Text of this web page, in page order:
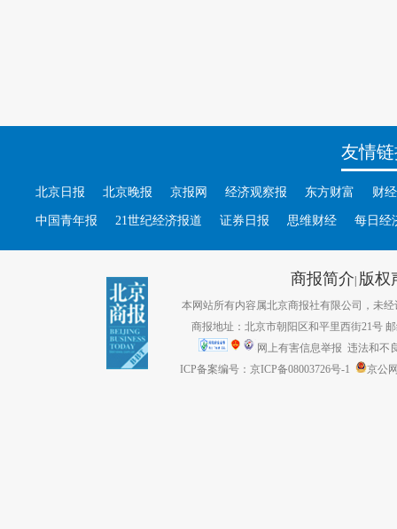
友情
北京日报 北京晚报 京报网 经济观察报 东方财富 财
中国青年报 21世纪经济报道 证券日报 思维财经 每日经
商报简介| 版权
本网站所有内容属北京商报社有限公司，未经
商报地址：北京市朝阳区和平里西街21号
网上有害信息举报 违法和不
ICP备案编号：京ICP备08003726号-1
京公